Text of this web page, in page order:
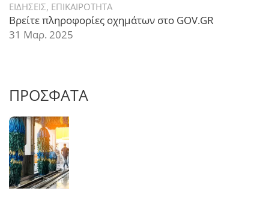
ΕΙΔΗΣΕΙΣ, ΕΠΙΚΑΙΡΟΤΗΤΑ
Βρείτε πληροφορίες οχημάτων στο GOV.GR
31 Μαρ. 2025
ΠΡΟΣΦΑΤΑ